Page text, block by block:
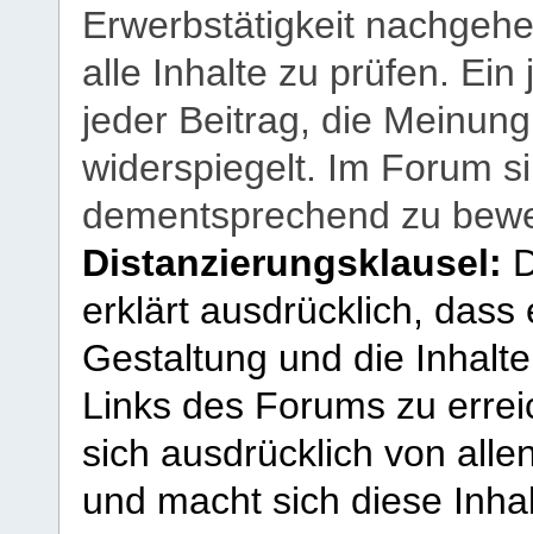
Erwerbstätigkeit
alle Inhalte zu prüfen.
jeder Beitrag, die
widerspiegelt. Im Forum
dementsprechend zu
Distanzierungsklausel:
erklärt ausdrücklich,
Gestaltung und die
Links des Forums zu
sich ausdrücklich von
und macht sich diese